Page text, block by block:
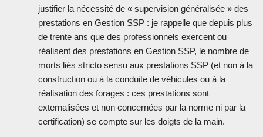
justifier la nécessité de « supervision généralisée » des
prestations en Gestion SSP : je rappelle que depuis plus
de trente ans que des professionnels exercent ou
réalisent des prestations en Gestion SSP, le nombre de
morts liés stricto sensu aux prestations SSP (et non à la
construction ou à la conduite de véhicules ou à la
réalisation des forages : ces prestations sont
externalisées et non concernées par la norme ni par la
certification) se compte sur les doigts de la main.